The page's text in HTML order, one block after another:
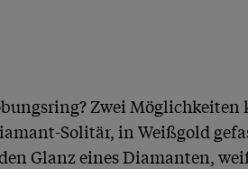
Zwei Möglichkeiten
Solitär, in Weißgold
Glanz eines Diamanten,